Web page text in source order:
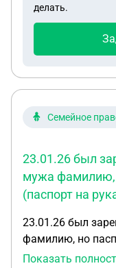
делать.
Семейное
23.01.26 был
мужа фамилию,
(паспорт на
23.01.26 был
фамилию, но
на руках). Могу ли я подать заявление на
Показать